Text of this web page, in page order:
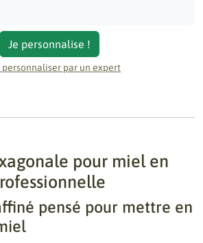
personnaliser par un expert
Je personnalise !
pour miel en
pensé pour mettre en